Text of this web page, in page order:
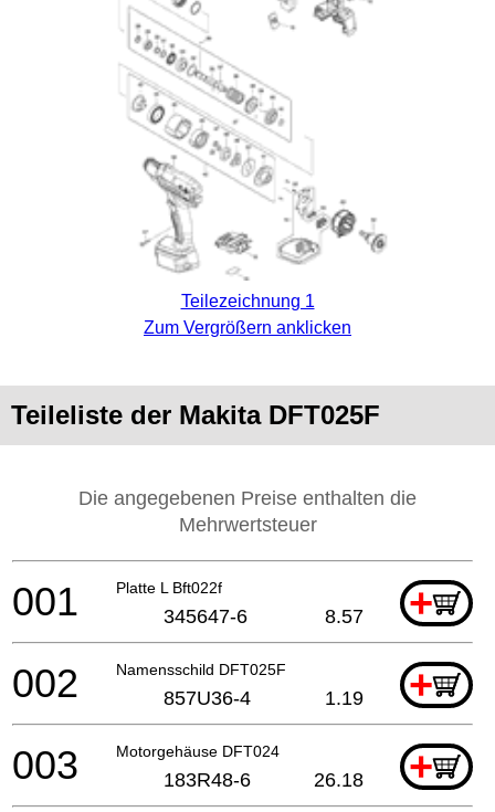
Teilezeichnung 1
Zum Vergrößern anklicken
Teileliste der Makita DFT025F
Die angegebenen Preise enthalten die
Mehrwertsteuer
Platte L Bft022f +
001 345647-6 8.57
Namensschild DFT025F +
002 857U36-4 1.19
Motorgehäuse DFT024 +
003 183R48-6 26.18